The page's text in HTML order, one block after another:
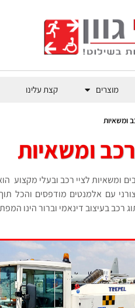
מוצרים קצת עלינו
ומשאיות
ומשאיות
ומשאיות לציי רכב ובעלי
צורני עם אלמנטים מודפסים והכל
רכב בעיצוב דינאמי וברור הינו